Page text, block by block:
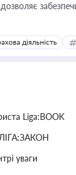
діяльність
Liga:BOOK
уваги